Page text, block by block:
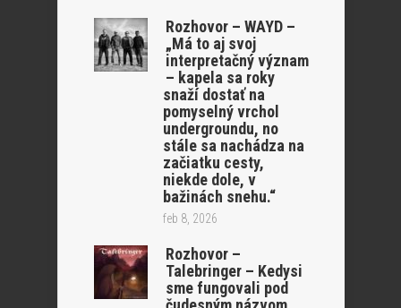
Rozhovor – WAYD –
„Má to aj svoj
interpretačný význam
– kapela sa roky
snaží dostať na
pomyselný vrchol
undergroundu, no
stále sa nachádza na
začiatku cesty,
niekde dole, v
bažinách snehu.“
feb 8, 2026
Rozhovor –
Talebringer – Kedysi
sme fungovali pod